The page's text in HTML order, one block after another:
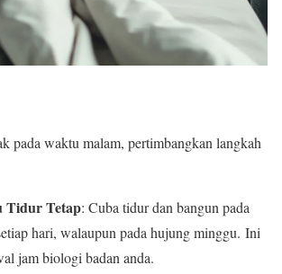
pada waktu malam, pertimbangkan langkah
Tidur Tetap: Cuba tidur dan bangun pada
hari, walaupun pada hujung minggu. Ini
jam biologi badan anda.